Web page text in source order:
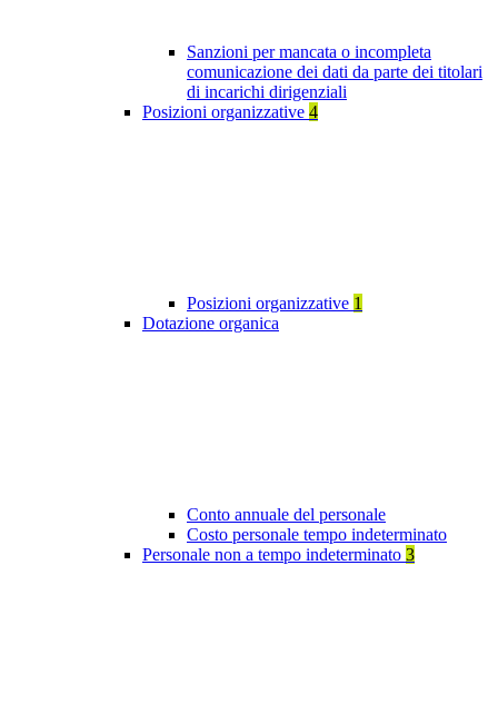
Sanzioni per mancata o incompleta
comunicazione dei dati da parte dei titolari
di incarichi dirigenziali
Posizioni organizzative 4
Posizioni organizzative 1
Dotazione organica
Conto annuale del personale
Costo personale tempo indeterminato
Personale non a tempo indeterminato 3